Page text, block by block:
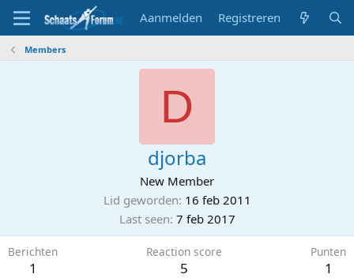
Aanmelden Registreren
Members
D
djorba
New Member
Lid geworden 16 feb 2011
Last seen 7 feb 2017
Berichten
1
Reaction score
5
Punten
1